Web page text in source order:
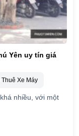
Yên uy tín giá
Thuê Xe Máy
nhiều, với một